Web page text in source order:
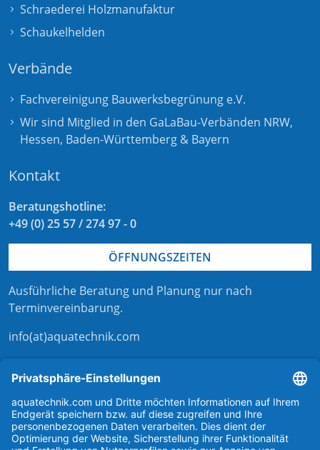
Schraederei Holzmanufaktur
Schaukelhelden
Verbände
Fachvereinigung Bauwerksbegrünung e.V.
Wir sind Mitglied in den GaLaBau-Verbänden NRW,
Hessen, Baden-Württemberg & Bayern
Kontakt
Beratungshotline:
+49 (0) 25 57 / 274 97 - 0
ÖFFNUNGSZEITEN
Ausführliche Beratung und Planung nur nach
Terminvereinbarung.
info(at)aquatechnik.com
externer Link zu aqua-technik-shop.de
Kontakt zu aquatechnik
Support bei aquatechnik
aquatechnik bei instagramaquatechnik bei linkedIn